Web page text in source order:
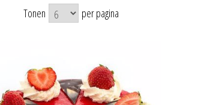
Tonen per pagina